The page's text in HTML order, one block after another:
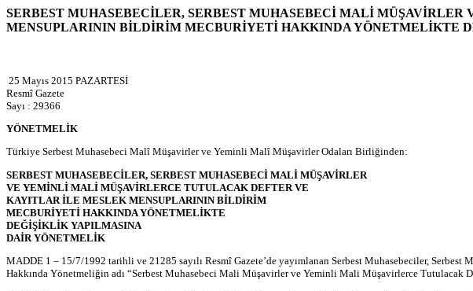
SERBEST MUHASEBECİLER, SERBEST MUHASEBECİ MALİ
MENSUPLARININ BİLDİRİM MECBURİYETİ HAKKINDA YÖNETMELİKTE
25 Mayıs 2015 PAZARTESİ
Resmî Gazete
Sayı : 29366
YÖNETMELİK
Türkiye Serbest Muhasebeci Malî Müşavirler ve Yeminli Malî Müşavirler Odaları Birliğinden:
SERBEST MUHASEBECİLER, SERBEST MUHASEBECİ MALİ MÜŞAVİRLER
VE YEMİNLİ MALİ MÜŞAVİRLERCE TUTULACAK DEFTER VE
KAYITLAR İLE MESLEK MENSUPLARININ BİLDİRİM
MECBURİYETİ HAKKINDA YÖNETMELİKTE
DEĞİŞİKLİK YAPILMASINA
DAİR YÖNETMELİK
MADDE 1 – 15/7/1992 tarihli ve 21285 sayılı Resmî Gazete’de yayımlanan Serbest Muhasebeciler,
Hakkında Yönetmeliğin adı “Serbest Muhasebeci Mali Müşavirler ve Yeminli Mali Müşavirlerce